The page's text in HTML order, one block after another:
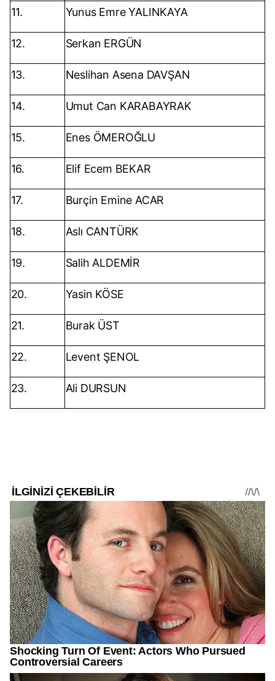
11. Yunus Emre YALINKAYA
12. Serkan ERGÜN
13. Neslihan Asena DAVŞAN
14. Umut Can KARABAYRAK
15. Enes ÖMEROĞLU
16. Elif Ecem BEKAR
17. Burçin Emine ACAR
18. Aslı CANTÜRK
19. Salih ALDEMİR
20. Yasin KÖSE
21. Burak ÜST
22. Levent ŞENOL
23. Ali DURSUN